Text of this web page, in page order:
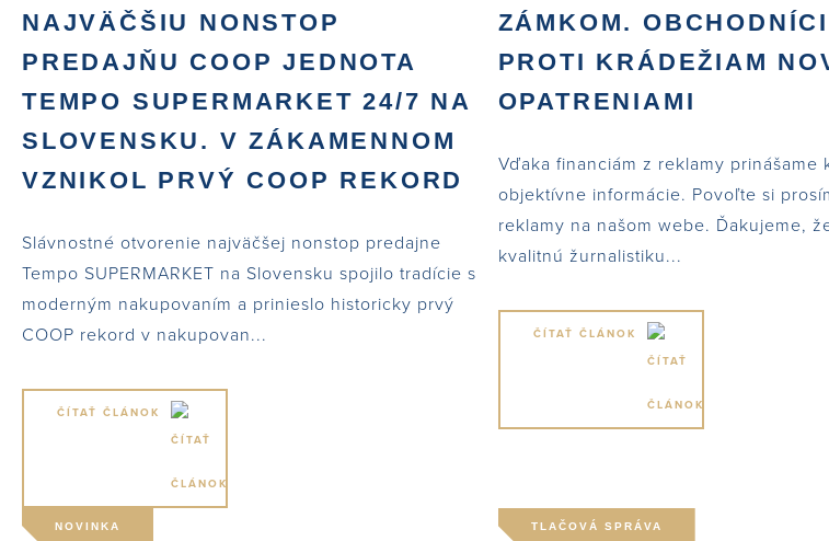
NAJVÄČŠIU NONSTOP
PREDAJŇU COOP JEDNOTA
TEMPO SUPERMARKET 24/7 NA
SLOVENSKU. V ZÁKAMENNOM
VZNIKOL PRVÝ COOP REKORD
Slávnostné otvorenie najväčšej nonstop predajne
Tempo SUPERMARKET na Slovensku spojilo tradície s
moderným nakupovaním a prinieslo historicky prvý
COOP rekord v nakupovan...
ČÍTAŤ ČLÁNOK
ZÁMKOM.
PROTI KRÁDEŽIAM
OPATRENIAMI
Vďaka financiám z reklamy prinášame
objektívne informácie. Povoľte si
reklamy na našom webe. Ďakujeme,
kvalitnú žurnalistiku...
ČÍTAŤ ČLÁNOK
NOVINKA TLAČOVÁ SPRÁVA